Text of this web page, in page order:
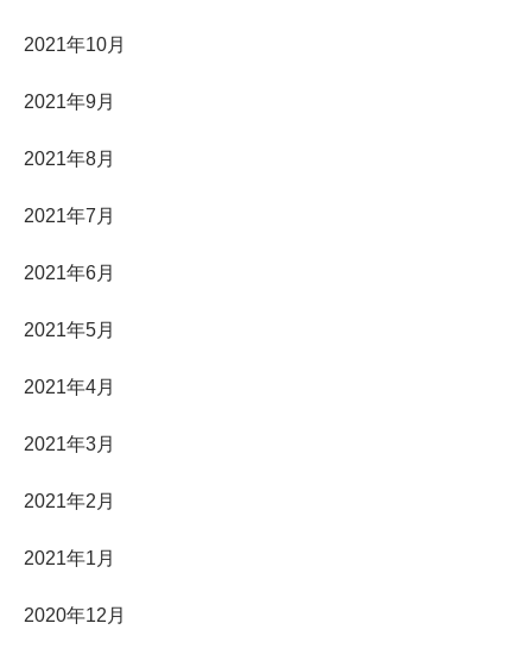
2021年10月
2021年9月
2021年8月
2021年7月
2021年6月
2021年5月
2021年4月
2021年3月
2021年2月
2021年1月
2020年12月